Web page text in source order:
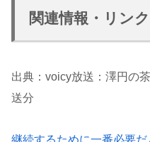
関連情報・リンク
出典：voicy放送：澤円の
送分